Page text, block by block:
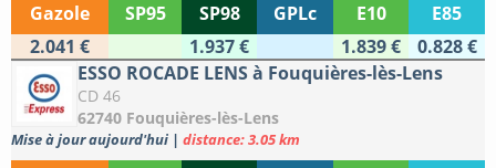
Gazole SP95 SP98 GPLc E10
E85
2.041 €
1.937 € 1.839 €
0.828 €
ESSO ROCADE LENS à Fouquières-lès-Lens
CD 46
62740 Fouquières-lès-Lens
Mise à jour aujourd'hui | distance: 3.05 km